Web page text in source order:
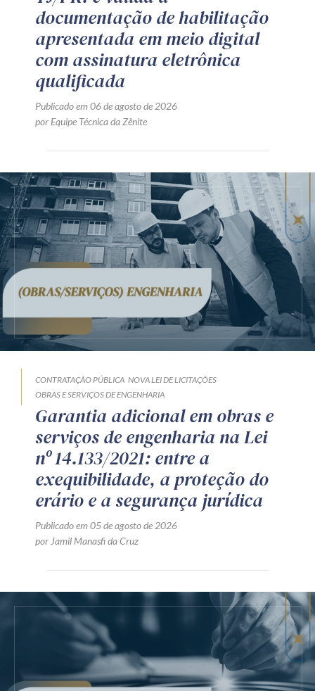
documentação de habilitação
apresentada em meio digital
com assinatura eletrônica
qualificada
Publicado em 06 de agosto de 2026
por Equipe Técnica da Zênite
CONTRATAÇÃO PÚBLICA NOVA LEI DE LICITAÇÕES
OBRAS E SERVIÇOS DE ENGENHARIA
Garantia adicional em obras e
serviços de engenharia na Lei
nº 14.133/2021: entre a
exequibilidade, a proteção do
erário e a segurança jurídica
Publicado em 05 de agosto de 2026
por Jamil Manasfi da Cruz